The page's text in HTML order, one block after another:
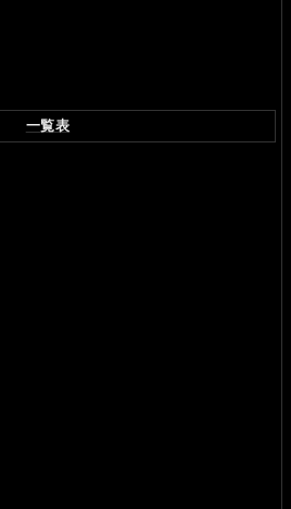
一覧表